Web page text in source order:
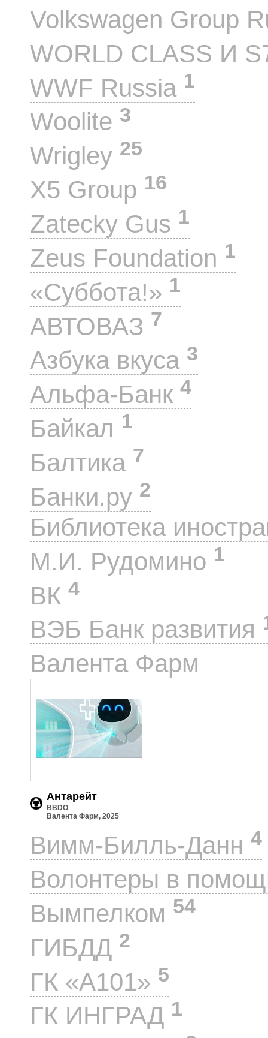
Volkswagen Group
WORLD CLASS И
WWF Russia 1
Woolite 3
Wrigley 25
X5 Group 16
Zatecky Gus 1
Zeus Foundation 1
«Суббота!» 1
АВТОВАЗ 7
Азбука вкуса 3
Альфа-Банк 4
Байкал 1
Балтика 7
Банки.ру 2
Библиотека
М.И. Рудомино 1
ВК 4
ВЭБ Банк развития
Валента Фарм
Антарейт
BBDO
Валента Фарм, 2025
Вимм-Билль-Данн 4
Волонтеры в
Вымпелком 54
ГИБДД 2
ГК «А101» 5
ГК ИНГРАД 1